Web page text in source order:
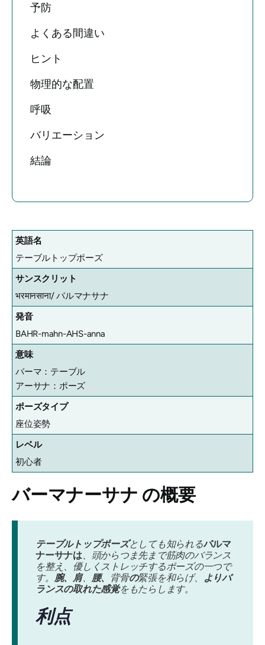
予防
よくある間違い
ヒント
物理的な配置
呼吸
バリエーション
結論
英語名
テーブルトップポーズ
サンスクリット
भरमानसाना/バルマナサナ
発音
BAHR-mahn-AHS-anna
意味
バーマ：テーブル
アーサナ：ポーズ
ポーズタイプ
座位姿勢
レベル
初心者
バーマナーサナ の概要
テーブルトップポーズとしても知られるバルマ
ナーサナは、頭からつま先まで筋肉のバランス
を整え、優しくストレッチするポーズの一つで
す。 腕、肩、 腰、 背骨の緊張を和らげ、
よりバ
ランスの取れた感覚をもたらします。
利点